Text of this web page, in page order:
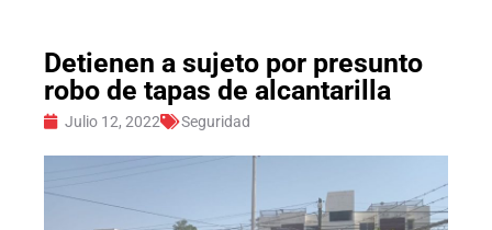
Detienen a sujeto por presunto
robo de tapas de alcantarilla
Julio 12, 2022 Seguridad